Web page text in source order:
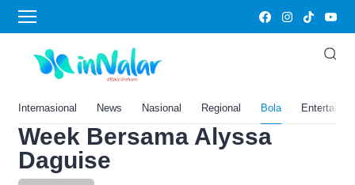
Internasional News Nasional Regional Bola
Home›Bola
Bryan Domani Deg-degan
Pertama Kali Jalan di
Catwalk Jakarta Fashion
Week Bersama Alyssa
Daguise